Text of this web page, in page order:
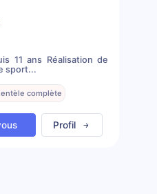
11 ans Réalisation de
sport...
complète
Profil